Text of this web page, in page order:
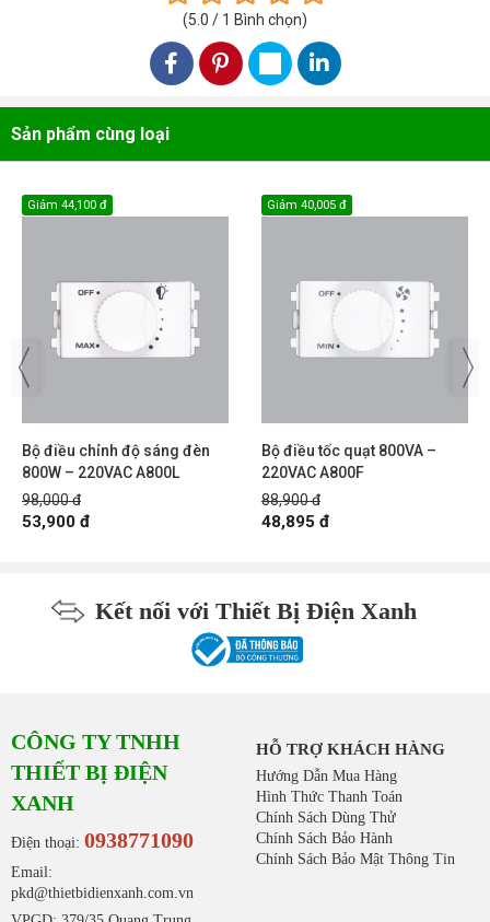
(5.0 / 1 Bình chọn)
Sản phẩm cùng loại
Bộ điều chỉnh độ sáng đèn
800W – 220VAC A800L
98,000 đ
Giảm 44,100 đ
53,900 đ
Bộ điều tốc quạt 800VA –
220VAC A800F
88,900 đ
Giảm 40,005 đ
48,895 đ
Kết nối với Thiết Bị Điện Xanh
CÔNG TY TNHH
THIẾT BỊ ĐIỆN
XANH
Điện thoại: 0938771090
Email:
pkd@thietbidienxanh.com.vn
HỖ TRỢ KHÁCH HÀNG
Hướng Dẫn Mua Hàng
Hình Thức Thanh Toán
Chính Sách Dùng Thử
Chính Sách Bảo Hành
Chính Sách Bảo Mật Thông Tin